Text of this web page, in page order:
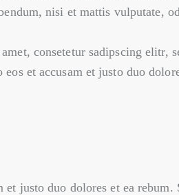
nisi et mattis vulputate,
consetetur sadipscing elitr,
et accusam et justo duo
et justo duo dolores et ea